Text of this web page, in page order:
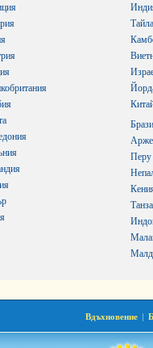
Перу
Вдъхновение |